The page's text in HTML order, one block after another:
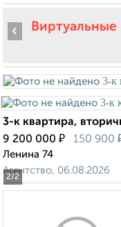
2/2
‹
3-к квартира,
9 200 000 ₽ 150 900
Ленина 74
Агентство, 06.08.2026